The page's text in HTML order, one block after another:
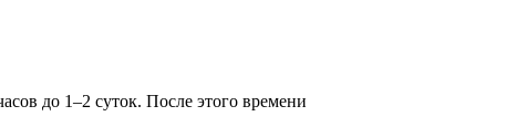
до 1–2 суток. После этого времени